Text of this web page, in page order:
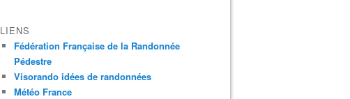
LIENS
Fédération Française de la Randonnée
Pédestre
Visorando idées de randonnées
Météo France